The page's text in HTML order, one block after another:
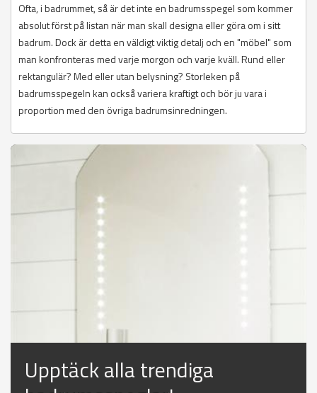
Ofta, i badrummet, så är det inte en badrumsspegel som kommer
absolut först på listan när man skall designa eller göra om i sitt
badrum. Dock är detta en väldigt viktig detalj och en "möbel" som
man konfronteras med varje morgon och varje kväll. Rund eller
rektangulär? Med eller utan belysning? Storleken på
badrumsspegeln kan också variera kraftigt och bör ju vara i
proportion med den övriga badrumsinredningen.
Upptäck alla trendiga